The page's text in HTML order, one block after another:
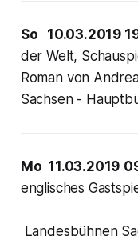
So 10.03.2019
der Welt,
Roman von
Sachsen -
Mo 11.03.2019
Landesbühnen